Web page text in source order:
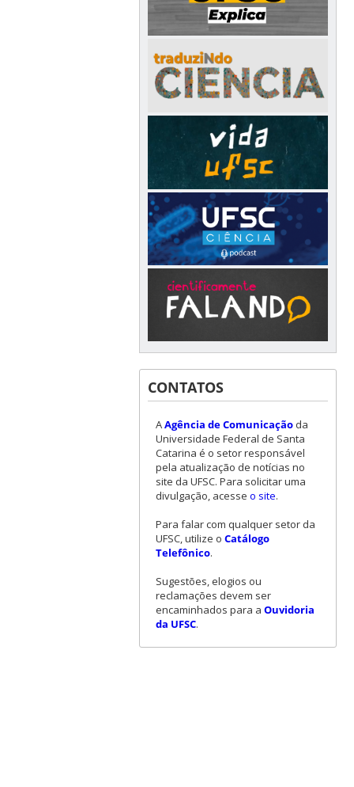
CONTATOS
AAgência de Comunicaçãoda
Universidade Federal de Santa
Catarina é o setor responsável
pela atualização de notícias no
site da UFSC. Para solicitar uma
divulgação, acesse o site.
Para falar com qualquer setor da
UFSC, utilize o Catálogo
Telefônico.
Sugestões, elogios ou
reclamações devem ser
encaminhados para a Ouvidoria
da UFSC.